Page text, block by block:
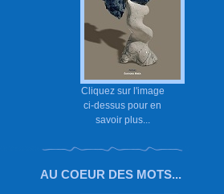
Cliquez sur l'image
ci-dessus pour en
savoir plus...
AU COEUR DES MOTS...